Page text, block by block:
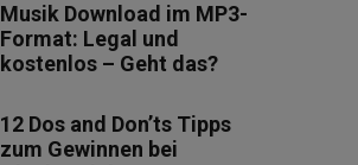
Musik Download im MP3-
Format: Legal und
kostenlos – Geht das?
12 Dos and Don’ts Tipps
zum Gewinnen bei